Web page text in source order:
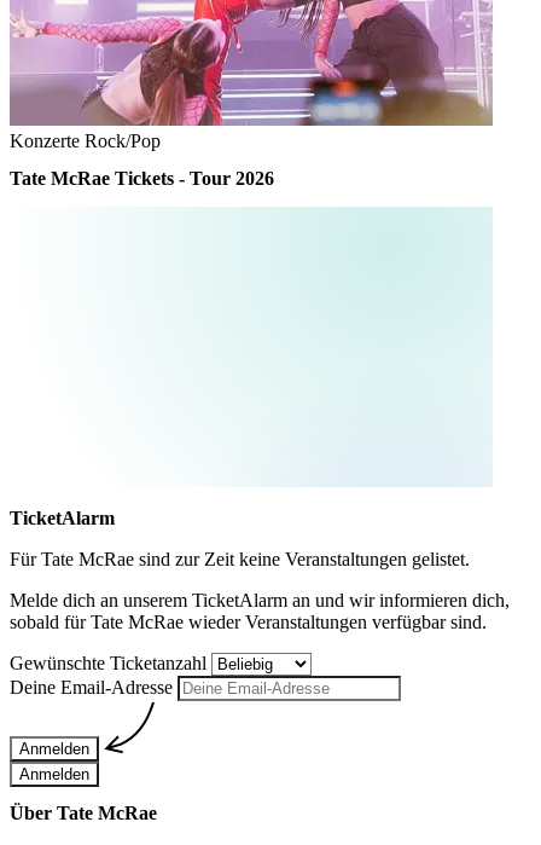
Konzerte Rock/Pop
Tate McRae Tickets - Tour 2026
TicketAlarm
FürTate McRae sind zur Zeit keine Veranstaltungen gelistet.
Melde dich an unserem TicketAlarm an und wir informieren dich,
sobald fürTate McRae wieder Veranstaltungen verfügbar sind.
Gewünschte Ticketanzahl
Deine Email-Adresse
Anmelden
Anmelden
Über Tate McRae